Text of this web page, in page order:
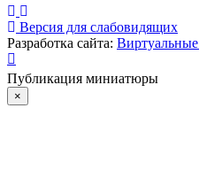
Версия для слабовидящих
Разработка сайта:
Публикация миниатюры
×